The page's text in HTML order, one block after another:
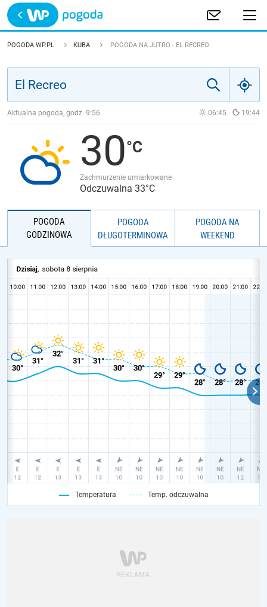
Trwa ładowanie
POLSKA
JAKOŚĆ POWIETRZA
POGODA WP.PL KUBA POGODA NA JUTRO - EL RECREO
Aktualna pogoda, godz. 9:56 06:45 19:44
30
Zachmurzenie umiarkowane
Odczuwalna 33°C
POGODA
GODZINOWA
POGODA
DŁUGOTERMINOWA
POGODA NA
WEEKEND
Temperatura Temp. odczuwalna